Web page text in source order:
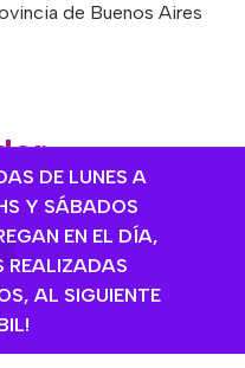
DE LUNES A
Y SÁBADOS
EN EL DÍA,
REALIZADAS
AL SIGUIENTE
de Buenos Aires
Provincia de
/ 16hs a 20hs